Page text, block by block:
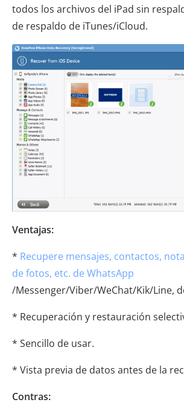
todos los archivos del iPad sin
de respaldo de iTunes/iCloud.
Ventajas:
* Recupere mensajes, contactos,
de fotos, etc. de WhatsApp
/Messenger/Viber/WeChat/Kik/Line,
* Recuperación y restauración
* Sencillo de usar.
* Vista previa de datos antes de la
Contras: